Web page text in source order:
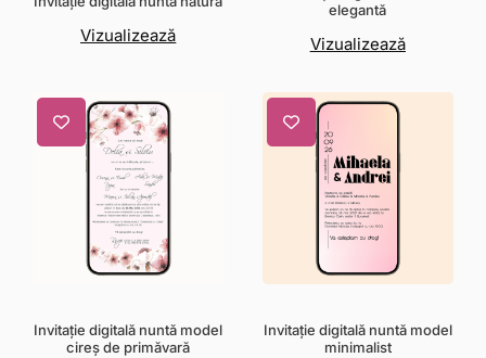
Vizualizează
elegantă
Vizualizează
Invitație digitală nuntă model
cireș de primăvară
Invitație digitală nuntă model
minimalist